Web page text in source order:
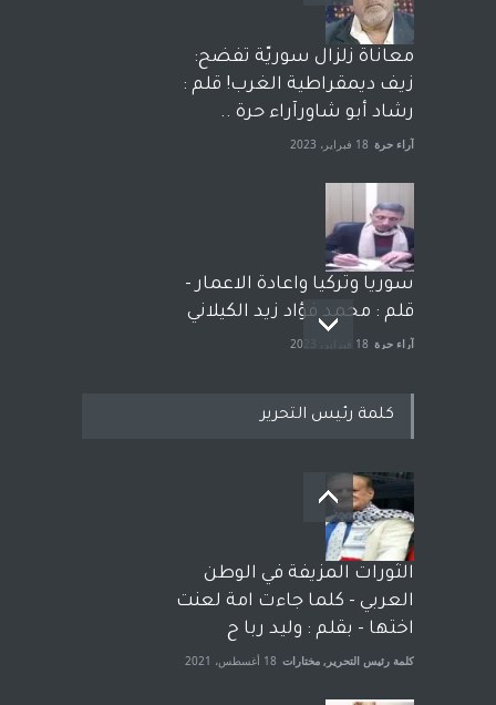
معاناة زلزال سوريّة تفضح:
زيف ديمقراطية الغرب! قلم :
رشاد أبو شاورآراء حرة ..
آراء حرة 18 فبراير، 2023
سوريا وتركيا واعادة الاعمار -
قلم : محمد فؤاد زيد الكيلاني
آراء حرة 18 فبراير، 2023
بعد معارك قضائية طاحنة كتب
وترافع فيها بنفسه مرة اخرى..
الشيخ طارق يوسف يقهر
الحكومة الأمريكية ، فأعطوه
الجنسية عن يد وهم صاغرون،
آراء حرة مختارات 7 أبريل، 2023
كلمة رئيس التحرير
الثورات المزيفة في الوطن
العربي - كلما جاءت امة لعنت
اختها - بقلم : وليد ربا ح
كلمة رئيس التحرير , مختارات 18 أغسطس، 2021